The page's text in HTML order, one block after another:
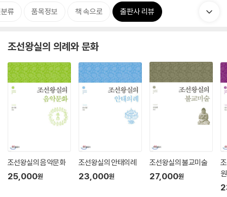
류 품목정보 책 속으로 출판사 리뷰
조선왕실의 의례와 문화
조선왕실의 음악문화
25,000원
조선왕실의 안태의례
23,000원
조선왕실의 불교미술
27,000원
원